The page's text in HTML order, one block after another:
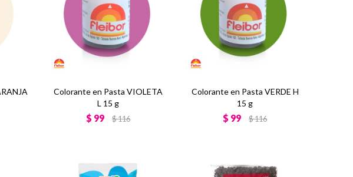
Colorante en Pasta VIOLETA
L 15 g
$ 99 $116
Colorante en Pasta VERDE H
15 g
$ 99 $116